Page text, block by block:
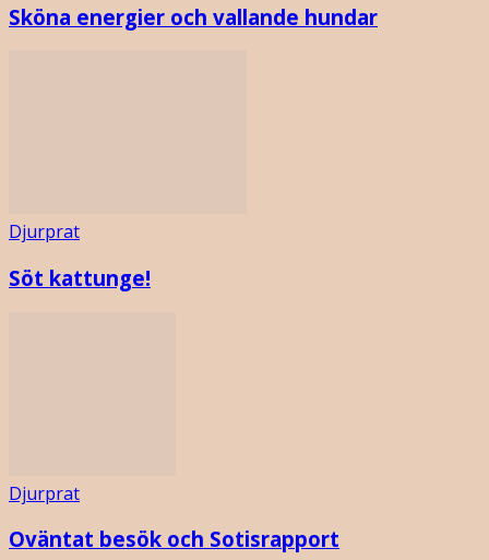
Sköna energier och vallande hundar
Djurprat
Söt kattunge!
Djurprat
Oväntat besök och Sotisrapport